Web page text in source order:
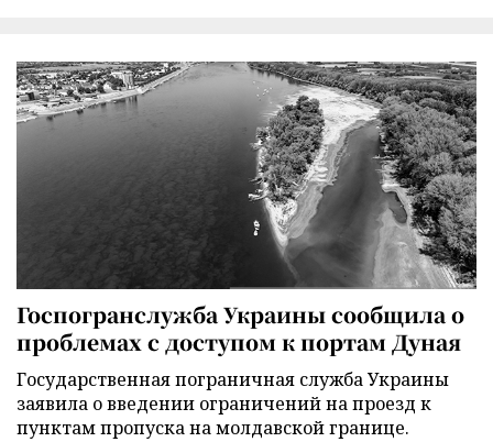
Госпогранслужба Украины сообщила о
проблемах с доступом к портам Дуная
Государственная пограничная служба Украины
заявила о введении ограничений на проезд к
пунктам пропуска на молдавской границе.